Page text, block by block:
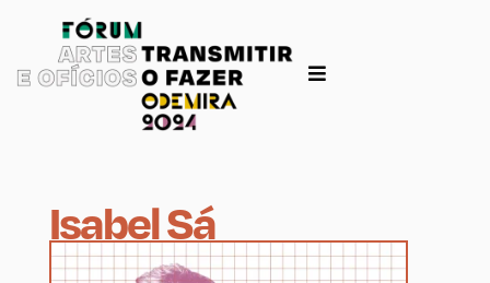
Isabel Sá